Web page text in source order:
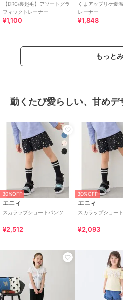
【DRC/裏起毛】アソートグラ
フィックトレーナー
¥1,100
くまアップリケ爆
レーナー
¥1,848
もっと
動くたび愛らしい、甘めデ
30%OFF
エニィ
スカラップショートパンツ
¥2,512
30%OFF
エニィ
スカラップショー
¥2,093